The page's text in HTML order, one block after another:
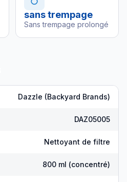
sans trempage
Sans trempage prolongé
Dazzle (Backyard Brands)
DAZ05005
Nettoyant de filtre
800 ml (concentré)